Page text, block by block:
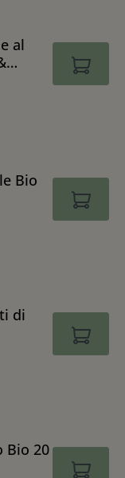
al
Bio
di
Bio 20